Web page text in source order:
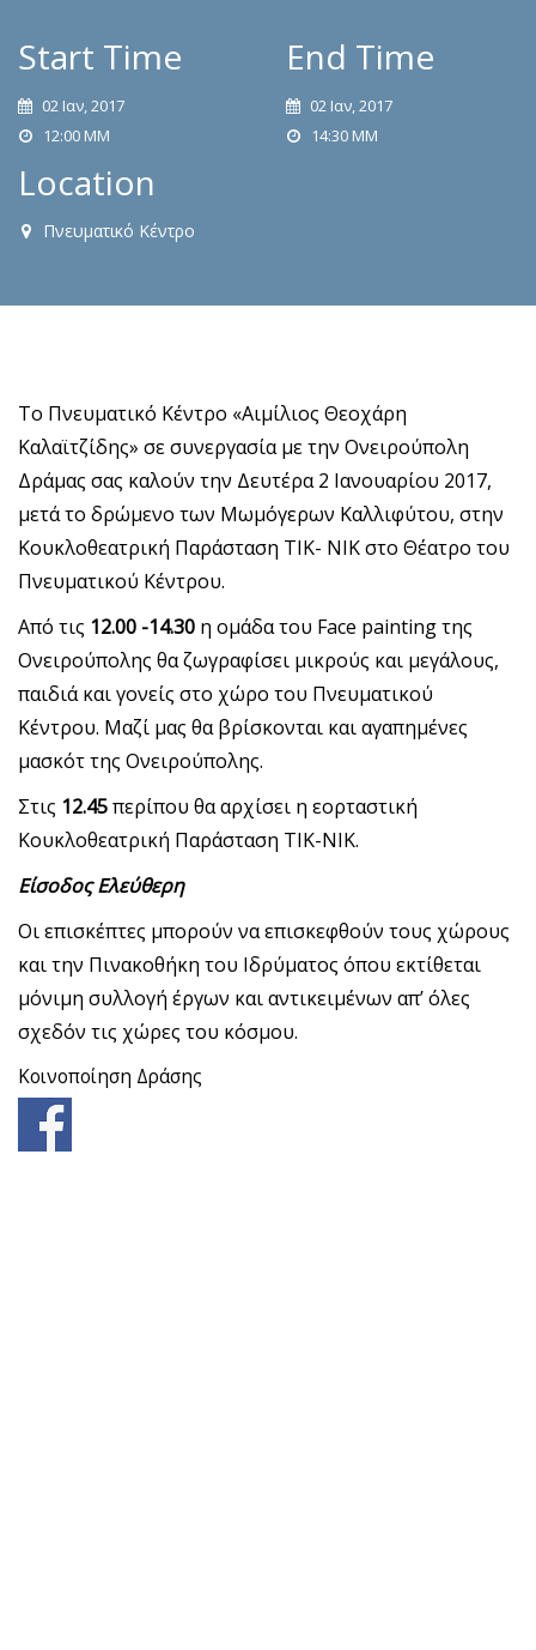
Start Time
02 Ιαν, 2017
12:00 ΜΜ
End Time
02 Ιαν, 2017
14:30 ΜΜ
Location
Πνευματικό Κέντρο
Το Πνευματικό Κέντρο «Αιμίλιος Θεοχάρη
Καλαϊτζίδης» σε συνεργασία με την Ονειρούπολη
Δράμας σας καλούν την Δευτέρα 2 Ιανουαρίου 2017,
μετά το δρώμενο των Μωμόγερων Καλλιφύτου, στην
Κουκλοθεατρική Παράσταση ΤΙΚ- ΝΙΚ στο Θέατρο του
Πνευματικού Κέντρου.
Από τις 12.00 -14.30 η ομάδα του Face painting της
Ονειρούπολης θα ζωγραφίσει μικρούς και μεγάλους,
παιδιά και γονείς στο χώρο του Πνευματικού
Κέντρου. Μαζί μας θα βρίσκονται και αγαπημένες
μασκότ της Ονειρούπολης.
Στις 12.45περίπου θα αρχίσει η εορταστική
Κουκλοθεατρική Παράσταση ΤΙΚ-ΝΙΚ.
Είσοδος Ελεύθερη
Οι επισκέπτες μπορούν να επισκεφθούν τους χώρους
και την Πινακοθήκη του Ιδρύματος όπου εκτίθεται
μόνιμη συλλογή έργων και αντικειμένων απ’ όλες
σχεδόν τις χώρες του κόσμου.
Κοινοποίηση Δράσης